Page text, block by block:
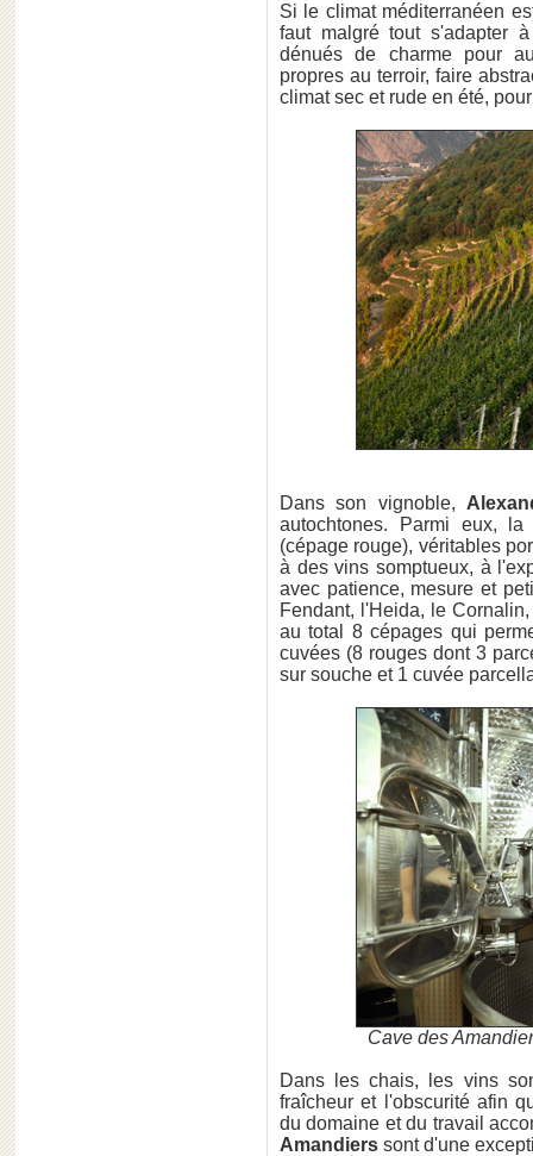
Si le climat méditerranéen
faut malgré tout s'adapter
dénués de charme pour
propres au terroir, faire
climat sec et rude en été,
Dans son vignoble,
autochtones. Parmi eux,
(cépage rouge), véritables
à des vins somptueux, à
avec patience, mesure et
Fendant, l'Heida, le
au total 8 cépages qui
cuvées (8 rouges dont 3
sur souche et 1 cuvée
Cave des
Dans les chais, les vins
fraîcheur et l'obscurité afin
du domaine et du travail
Amandiers sont d'une